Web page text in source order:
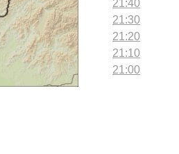
21:40
21:30
21:20
21:10
21:00